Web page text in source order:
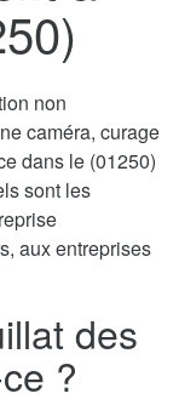
non
caméra, curage
dans le (01250)
sont les
aux entreprises
des
?